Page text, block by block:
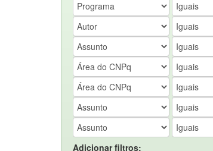
Adicionar filtros: